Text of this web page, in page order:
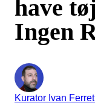
have
Ingen
Kurator Ivan